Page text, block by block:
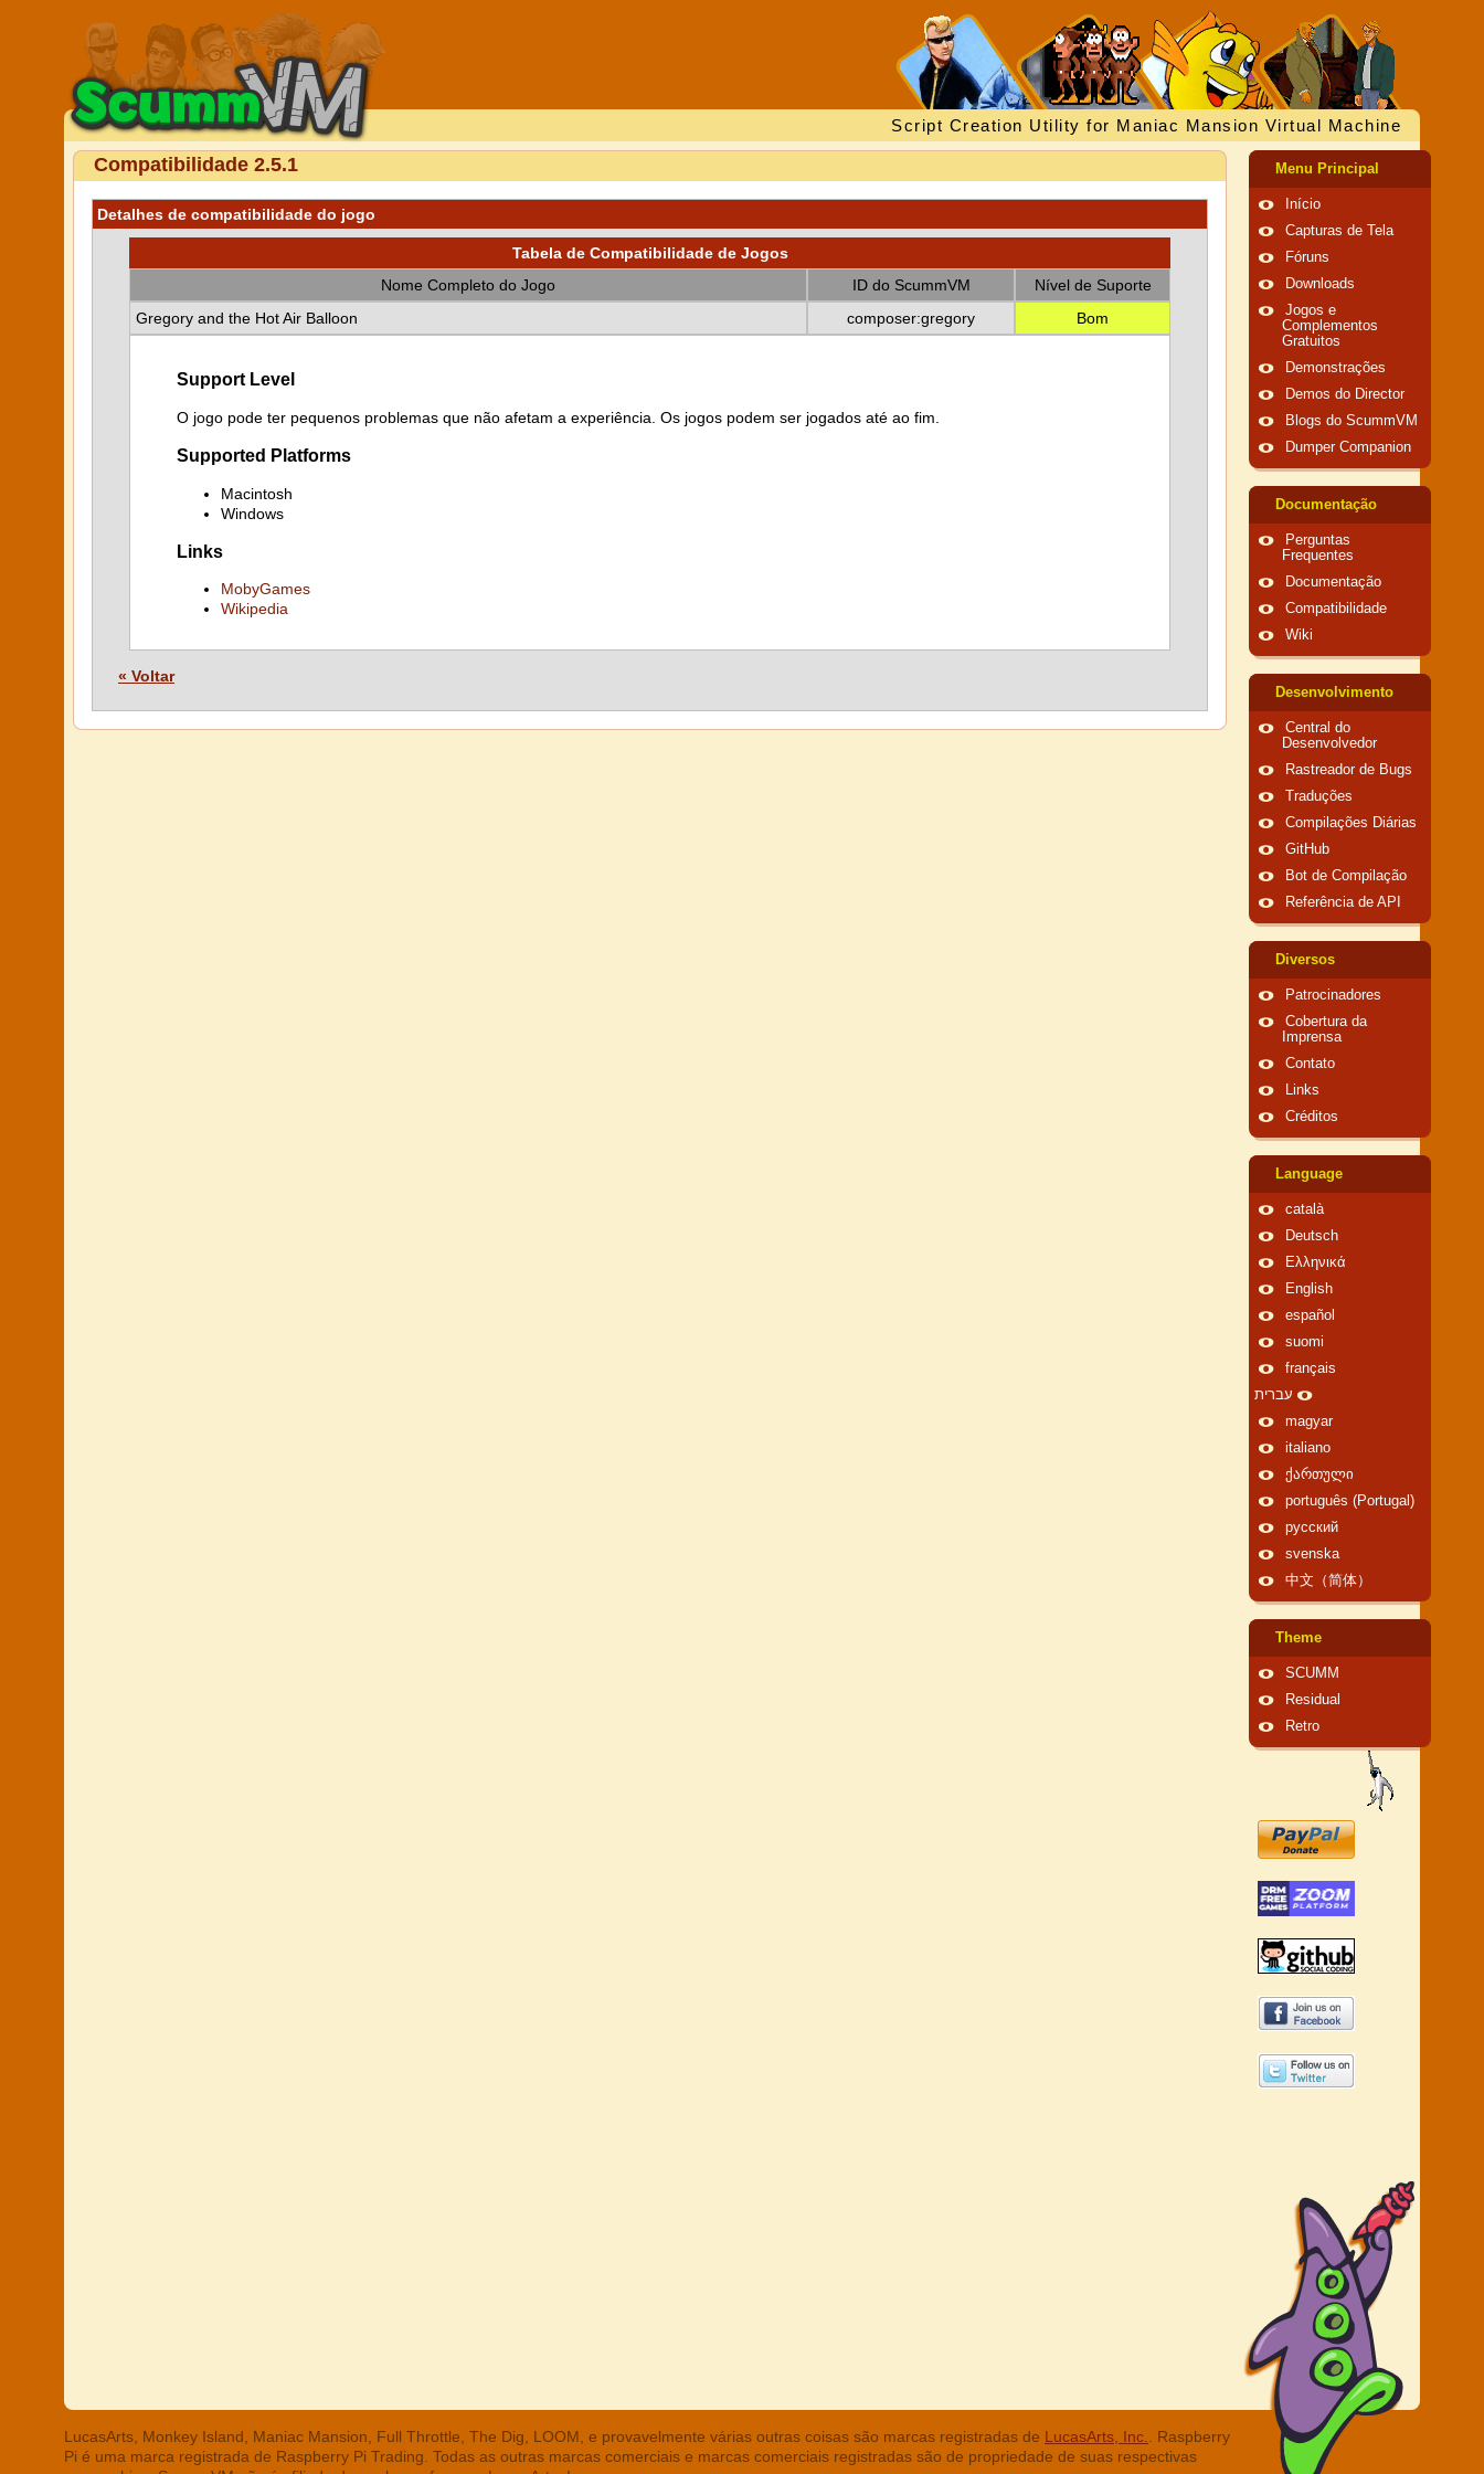
Script Creation Utility for Maniac Mansion Virtual Machine
Compatibilidade 2.5.1
Detalhes de compatibilidade do jogo
Tabela de Compatibilidade de Jogos
Nome Completo do Jogo
ID do ScummVM
Nível de Suporte
Gregory and the Hot Air Balloon
composer:gregory Bom
Support Level
O jogo pode ter pequenos problemas que não afetam a experiência. Os jogos podem ser jogados até ao fim.
Supported Platforms
Macintosh
Windows
Links
MobyGames
Wikipedia
« Voltar
Menu Principal
Início
Capturas de Tela
Fóruns
Downloads
Jogos e
Complementos
Gratuitos
Demonstrações
Demos do Director
Blogs do ScummVM
Dumper Companion
Documentação
Perguntas
Frequentes
Documentação
Compatibilidade
Wiki
Desenvolvimento
Central do
Desenvolvedor
Rastreador de Bugs
Traduções
Compilações Diárias
GitHub
Bot de Compilação
Referência de API
Diversos
Patrocinadores
Cobertura da
Imprensa
Contato
Links
Créditos
Language
català
Deutsch
Ελληνικά
English
español
suomi
français
עברית
magyar
italiano
ქართული
português (Portugal)
русский
svenska
中文（简体）
Theme
SCUMM
Residual
Retro
LucasArts, Monkey Island, Maniac Mansion, Full Throttle, The Dig, LOOM, e provavelmente várias outras coisas são marcas registradas de LucasArts, Inc.
. Raspberry
Pi é uma marca registrada de Raspberry Pi Trading. Todas as outras marcas comerciais e marcas comerciais registradas são de propriedade de suas respectivas